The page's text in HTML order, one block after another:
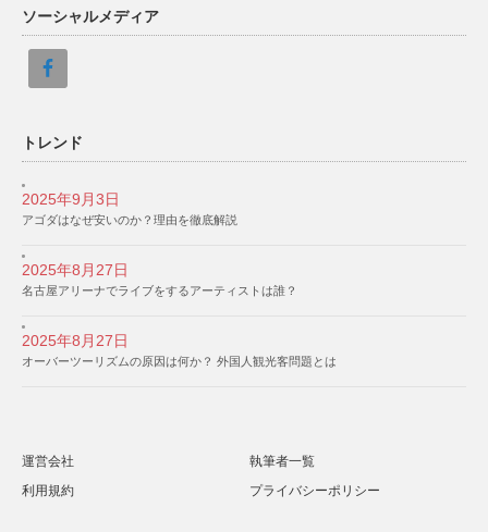
ソーシャルメディア
トレンド
2025年9月3日
アゴダはなぜ安いのか？理由を徹底解説
2025年8月27日
名古屋アリーナでライブをするアーティストは誰？
2025年8月27日
オーバーツーリズムの原因は何か？ 外国人観光客問題とは
運営会社
執筆者一覧
利用規約
プライバシーポリシー